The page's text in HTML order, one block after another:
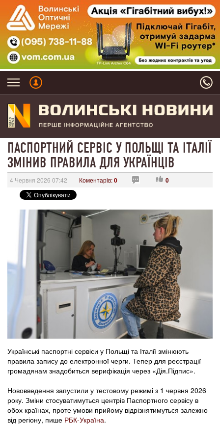
ПАСПОРТНИЙ СЕРВІС У ПОЛЬЩІ ТА ІТАЛІЇ
ЗМІНИВ ПРАВИЛА ДЛЯ УКРАЇНЦІВ
4 Червня 2026 07:42 Коментарів:0 0
Українські паспортні сервіси у Польщі та Італії змінюють
правила запису до електронної черги. Тепер для реєстрації
громадянам знадобиться верифікація через «Дія.Підпис».
Нововведення запустили у тестовому режимі з 1 червня 2026
року. Зміни стосуватимуться центрів Паспортного сервісу в
обох країнах, проте умови прийому відрізнятимуться залежно
від регіону, пише РБК-Україна.